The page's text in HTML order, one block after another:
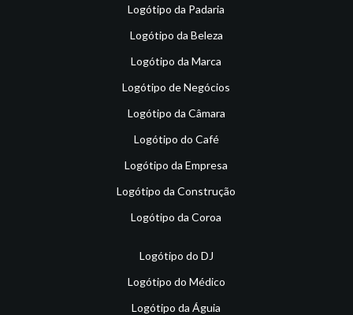
Logótipo da Padaria
Logótipo da Beleza
Logótipo da Marca
Logótipo de Negócios
Logótipo da Câmara
Logótipo do Café
Logótipo da Empresa
Logótipo da Construção
Logótipo da Coroa
Logótipo do DJ
Logótipo do Médico
Logótipo da Águia